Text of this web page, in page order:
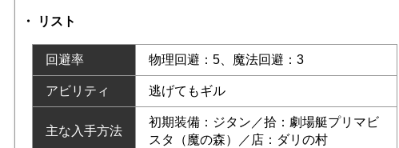
リスト
回避率 物理回避：5、魔法回避：3
アビリティ 逃げてもギル
主な入手方法
初期装備：ジタン／拾：劇場艇プリマビ
スタ（魔の森）／店：ダリの村